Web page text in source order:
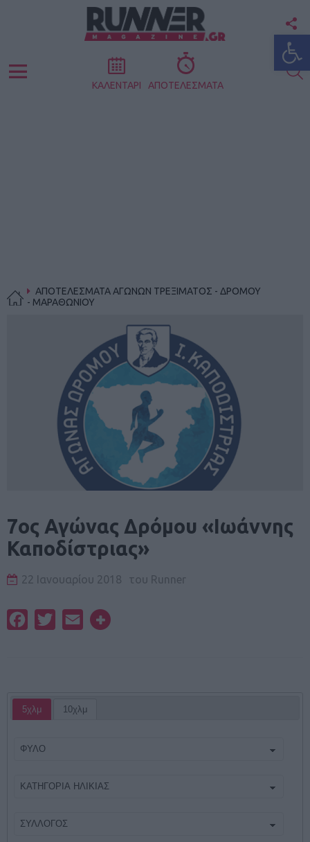
Menu ΚΑΛΕΝΤΑΡΙ ΑΠΟΤΕΛΕΣΜΑΤΑ
ΑΠΟΤΕΛΕΣΜΑΤΑ ΑΓΩΝΩΝ ΤΡΕΞΙΜΑΤΟΣ - ΔΡΟΜΟΥ
- ΜΑΡΑΘΩΝΙΟΥ
7ος Αγώνας Δρόμου «Ιωάννης
Καποδίστριας»
22 Ιανουαρίου 2018 του Runner
FacebookTwitterEmail
5χλμ 10χλμ